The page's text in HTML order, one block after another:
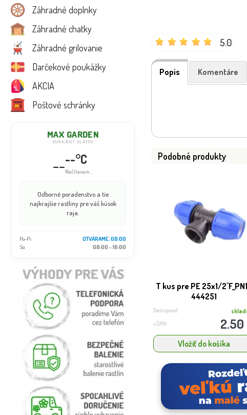
Záhradné doplnky
Záhradné chatky
Záhradné grilovanie
Darčekové poukážky
AKCIA
Poštové schránky
MAX GARDEN
DUNAJSKÝ KLÁTOV
----°C
Načítavam...
Odborné poradenstvo a tie
najkrajšie rastliny pre váš kúsok
raja.
Po-Pi:
OTVÁRAME: 08:00
So:
08:00 - 16:00
5.0
Popis Komentáre
Podobné produkty
T kus pre PE 25x1/
444251
Dostupnosť:
s DPH
Vložiť do košíka